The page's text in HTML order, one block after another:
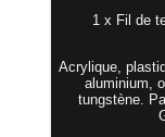
1 x Fil de
Acrylique,
aluminium,
tungstène.